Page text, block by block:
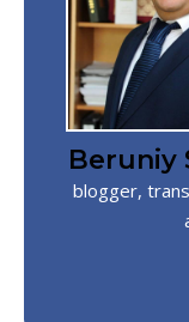
Beruniy
blogger,